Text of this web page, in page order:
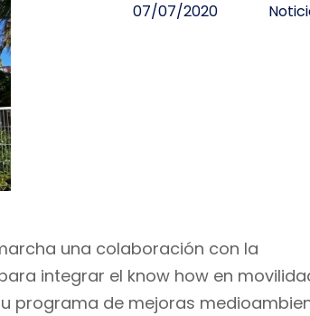
07/07/2020
una colaboración con la
integrar el know howen
programa de mejoras